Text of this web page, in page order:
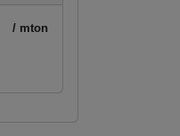
/ mton